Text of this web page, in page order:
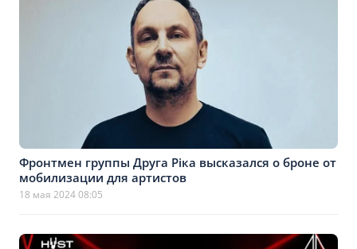
Фронтмен группы Друга Ріка высказался о броне от
мобилизации для артистов
18 мая 2024 08:05